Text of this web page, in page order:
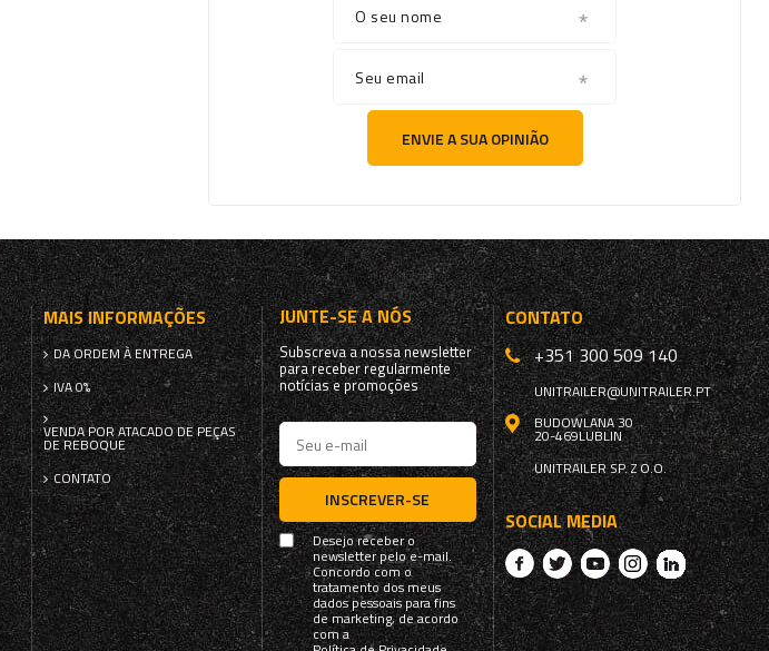
O seu nome
Seu email
ENVIE A SUA OPINIÃO
MAIS INFORMAÇÕES
DA ORDEM À ENTREGA
IVA 0%
VENDA POR ATACADO DE PEÇAS
DE REBOQUE
CONTATO
JUNTE-SE A NÓS
Subscreva a nossa newsletter
para receber regularmente
notícias e promoções
INSCREVER-SE
Desejo receber o
newsletter pelo e-mail.
Concordo com o
tratamento dos meus
dados pessoais para fins
de marketing, de acordo
com a
CONTATO
+351 300 509 140
UNITRAILER@UNITRAILER.PT
BUDOWLANA 30
20-469LUBLIN
UNITRAILER SP. Z O.O.
SOCIAL MEDIA